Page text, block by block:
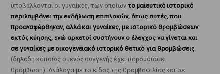
υποβάλλονται οι γυναίκες, των οποίων το μαιευτικό ιστορικό
περιλαμβάνει την εκδήλωση επιπλοκών, όπως αυτές, που
προαναφέρθηκαν, αλλά και γυναίκες, με ιστορικό θρομβώσεων
εκτός κύησης, ενώ αρκετοί συστήνουν ο έλεγχος να γίνεται και
σε γυναίκες με οικογενειακό ιστορικό θετικό για θρομβώσεις
(δηλαδή κάποιος στενός συγγενής έχει παρουσιάσει
θρόμβωση). Ανάλογα με το είδος της θρομβοφιλίας και σε